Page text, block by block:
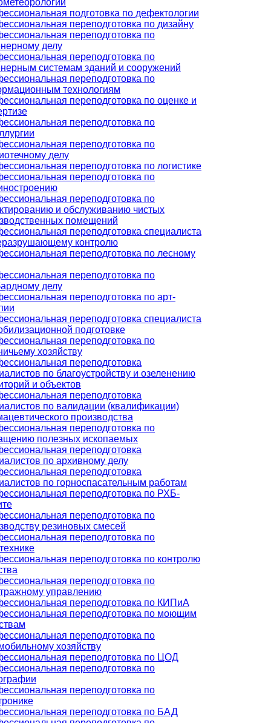
подготовка по дефектологии
переподготовка по дизайну
переподготовка по
делу
переподготовка по
системам зданий и сооружений
переподготовка по
технологиям
переподготовка по оценке и
переподготовка по
переподготовка по
делу
переподготовка по логистике
переподготовка по
переподготовка по
и обслуживанию чистых
помещений
переподготовка специалиста
контролю
переподготовка по лесному
переподготовка по
делу
переподготовка по арт-
переподготовка специалиста
подготовке
переподготовка по
хозяйству
переподготовка
по благоустройству и озеленению
и объектов
переподготовка
по валидации (квалификации)
производства
переподготовка по
полезных ископаемых
переподготовка
по архивному делу
переподготовка
по горноспасательным работам
переподготовка по РХБ-
переподготовка по
резиновых смесей
переподготовка по
переподготовка по контролю
переподготовка по
управлению
переподготовка по КИПиА
переподготовка по моющим
переподготовка по
хозяйству
переподготовка по ЦОД
переподготовка по
переподготовка по
переподготовка по БАД